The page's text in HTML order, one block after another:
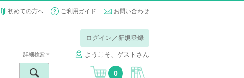
初めての方へ ご利用ガイド お問い合わせ
ログイン／新規登録
ようこそ、ゲストさん
詳細検索
0